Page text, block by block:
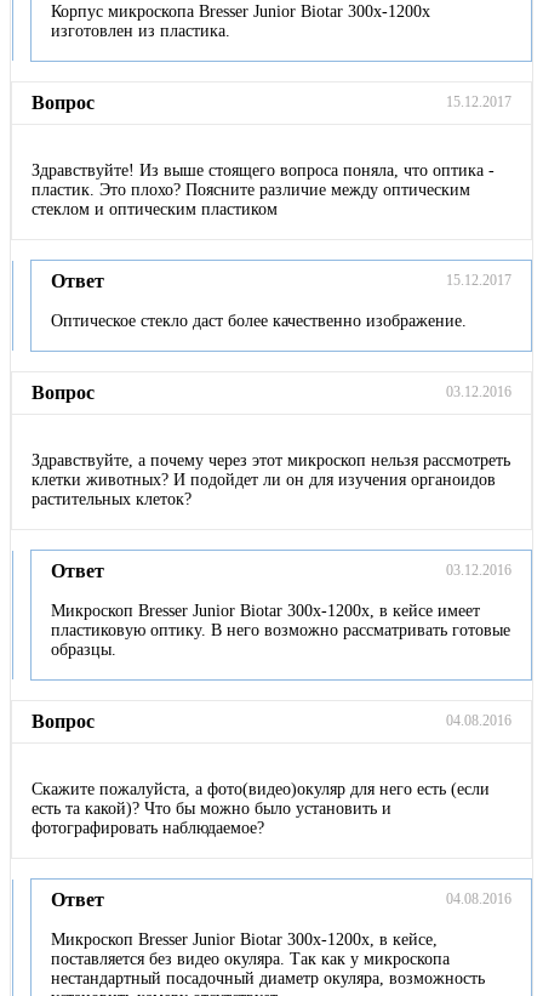
Корпус микроскопа Bresser Junior Biotar 300x-1200x
изготовлен из пластика.
Вопрос 15.12.2017
Здравствуйте! Из выше стоящего вопроса поняла, что оптика -
пластик. Это плохо? Поясните различие между оптическим
стеклом и оптическим пластиком
Ответ 15.12.2017
Оптическое стекло даст более качественно изображение.
Вопрос 03.12.2016
Здравствуйте, а почему через этот микроскоп нельзя рассмотреть
клетки животных? И подойдет ли он для изучения органоидов
растительных клеток?
Ответ 03.12.2016
Микроскоп Bresser Junior Biotar 300x-1200x, в кейсе имеет
пластиковую оптику. В него возможно рассматривать готовые
образцы.
Вопрос 04.08.2016
Скажите пожалуйста, а фото(видео)окуляр для него есть (если
есть та какой)? Что бы можно было установить и
фотографировать наблюдаемое?
Ответ 04.08.2016
Микроскоп Bresser Junior Biotar 300x-1200x, в кейсе,
поставляется без видео окуляра. Так как у микроскопа
нестандартный посадочный диаметр окуляра, возможность